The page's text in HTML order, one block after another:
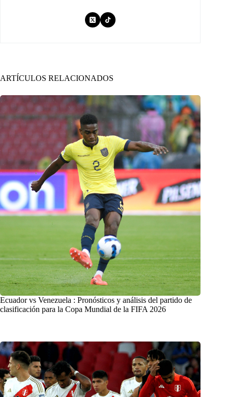
ARTÍCULOS RELACIONADOS
Ecuador vs Venezuela : Pronósticos y análisis del partido de
clasificación para la Copa Mundial de la FIFA 2026